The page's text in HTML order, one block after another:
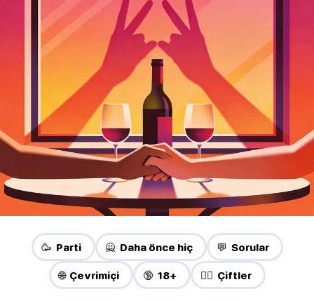
🥳 Parti 🙅 Daha önce hiç 💬 Sorular
🌐 Çevrimiçi 🔞 18+ ❤️‍🔥 Çiftler